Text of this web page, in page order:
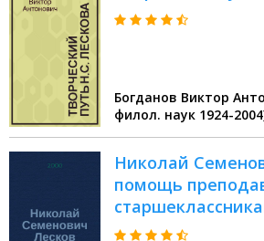
Богданов Виктор
филол. наук 1924-
Николай
помощь
абитуриентам